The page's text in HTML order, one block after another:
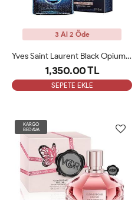
3 Al 2 Öde
Yves Saint Laurent Black Opium Intense EDP 90ML Bayan Parfümü ARC
1,350.00 TL
SEPETE EKLE
KARGO
BEDAVA